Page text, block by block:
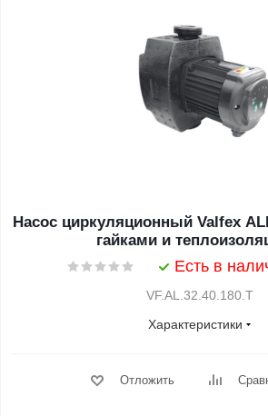
Насос циркуляционный Valfex
гайками и
Есть в
VF.AL.32.40.180.Т
Характеристики
Отложить